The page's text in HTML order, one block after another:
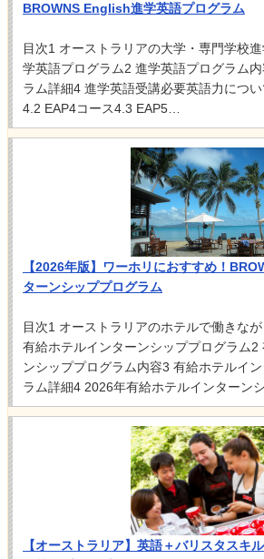
BROWNS English進学英語プログラム
目次1 オーストラリアの大学・専門学校
学英語プログラム2 進学英語プログラム
ラム詳細4 進学英語受講必要英語力につ
4.2 EAP4コース4.3 EAP5…
【2026年版】ワーホリにおすすめ！
ターンシッププログラム
目次1 オーストラリアのホテルで働きな
有給ホテルインターンシッププログラム2
ンシッププログラム内容3 有給ホテルイ
ラム詳細4 2026年有給ホテルインターン
【オーストラリア】英語＋バリスタスキ